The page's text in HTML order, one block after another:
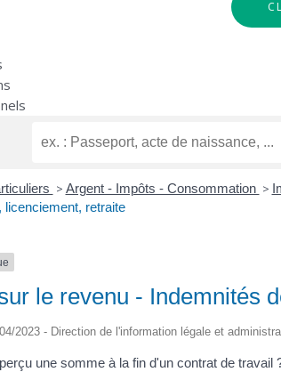
> Argent - Impôts - Consommation >
licenciement, retraite
le revenu - Indemnités
2023 - Direction de l'information légale et
une somme à la fin d'un contrat de